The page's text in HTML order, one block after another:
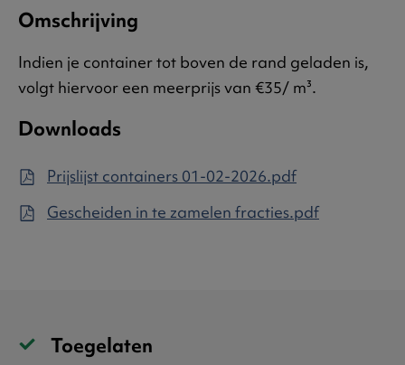
Omschrijving
Indien je container tot boven de rand geladen is,
volgt hiervoor een meerprijs van €35/ m³.
Downloads
Prijslijst containers 01-02-2026.pdf
Gescheiden in te zamelen fracties.pdf
Toegelaten